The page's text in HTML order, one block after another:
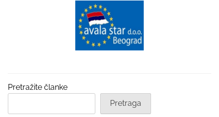
Pretražite članke
Pretraga